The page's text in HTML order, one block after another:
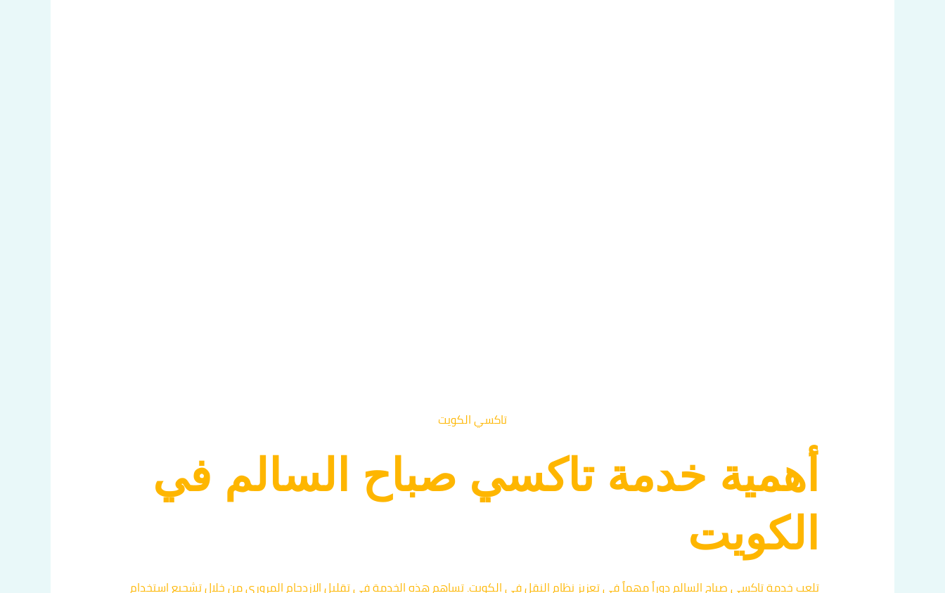
تاكسي الكويت
أهمية خدمة تاكسي صباح السالم في
الكويت
تلعب خدمة تاكسي صباح السالم دوراً مهماً في تعزيز نظام النقل في الكويت. تساهم هذه الخدمة في تقليل الازدحام المروري من خلال تشجيع استخدام